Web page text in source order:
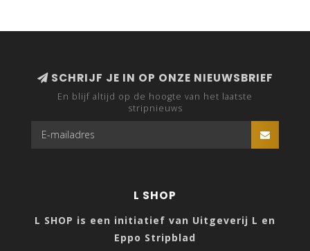
SCHRIJF JE IN OP ONZE NIEUWSBRIEF
En blijf altijd op de hoogte van het laatste
stripnieuws
L SHOP
L SHOP is een initiatief van Uitgeverij L en
Eppo Stripblad